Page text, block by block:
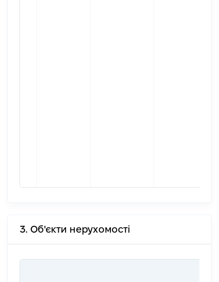
3. Об'єкти нерухомості